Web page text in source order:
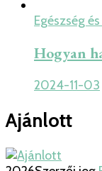
Egészség
Hogyan
2024-11-03
Ajánlott